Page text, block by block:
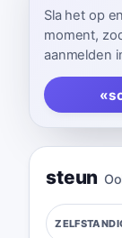
Sla het op
moment,
aanmelden
steun